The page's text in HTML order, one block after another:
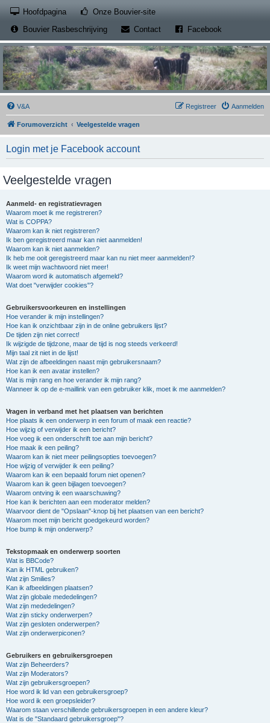
Hoofdpagina Onze Bouvier-site(Opens a new tab)
Bouvier Rasbeschrijving
Contact(Opens a new tab)
Facebook
V&A Aanmelden
Registreer
Forumoverzicht Veelgestelde vragen
Login met je Facebook account
Veelgestelde vragen
Aanmeld- en registratievragen
Waarom moet ik me registreren?
Wat is COPPA?
Waarom kan ik niet registreren?
Ik ben geregistreerd maar kan niet aanmelden!
Waarom kan ik niet aanmelden?
Ik heb me ooit geregistreerd maar kan nu niet meer aanmelden!?
Ik weet mijn wachtwoord niet meer!
Waarom word ik automatisch afgemeld?
Wat doet "verwijder cookies"?
Gebruikersvoorkeuren en instellingen
Hoe verander ik mijn instellingen?
Hoe kan ik onzichtbaar zijn in de online gebruikers lijst?
De tijden zijn niet correct!
Ik wijzigde de tijdzone, maar de tijd is nog steeds verkeerd!
Mijn taal zit niet in de lijst!
Wat zijn de afbeeldingen naast mijn gebruikersnaam?
Hoe kan ik een avatar instellen?
Wat is mijn rang en hoe verander ik mijn rang?
Wanneer ik op de e-maillink van een gebruiker klik, moet ik me aanmelden?
Vragen in verband met het plaatsen van berichten
Hoe plaats ik een onderwerp in een forum of maak een reactie?
Hoe wijzig of verwijder ik een bericht?
Hoe voeg ik een onderschrift toe aan mijn bericht?
Hoe maak ik een peiling?
Waarom kan ik niet meer peilingsopties toevoegen?
Hoe wijzig of verwijder ik een peiling?
Waarom kan ik een bepaald forum niet openen?
Waarom kan ik geen bijlagen toevoegen?
Waarom ontving ik een waarschuwing?
Hoe kan ik berichten aan een moderator melden?
Waarvoor dient de "Opslaan"-knop bij het plaatsen van een bericht?
Waarom moet mijn bericht goedgekeurd worden?
Hoe bump ik mijn onderwerp?
Tekstopmaak en onderwerp soorten
Wat is BBCode?
Kan ik HTML gebruiken?
Wat zijn Smilies?
Kan ik afbeeldingen plaatsen?
Wat zijn globale mededelingen?
Wat zijn mededelingen?
Wat zijn sticky onderwerpen?
Wat zijn gesloten onderwerpen?
Wat zijn onderwerpiconen?
Gebruikers en gebruikersgroepen
Wat zijn Beheerders?
Wat zijn Moderators?
Wat zijn gebruikersgroepen?
Hoe word ik lid van een gebruikersgroep?
Hoe word ik een groepsleider?
Waarom staan verschillende gebruikersgroepen in een andere kleur?
Wat is de "Standaard gebruikersgroep"?